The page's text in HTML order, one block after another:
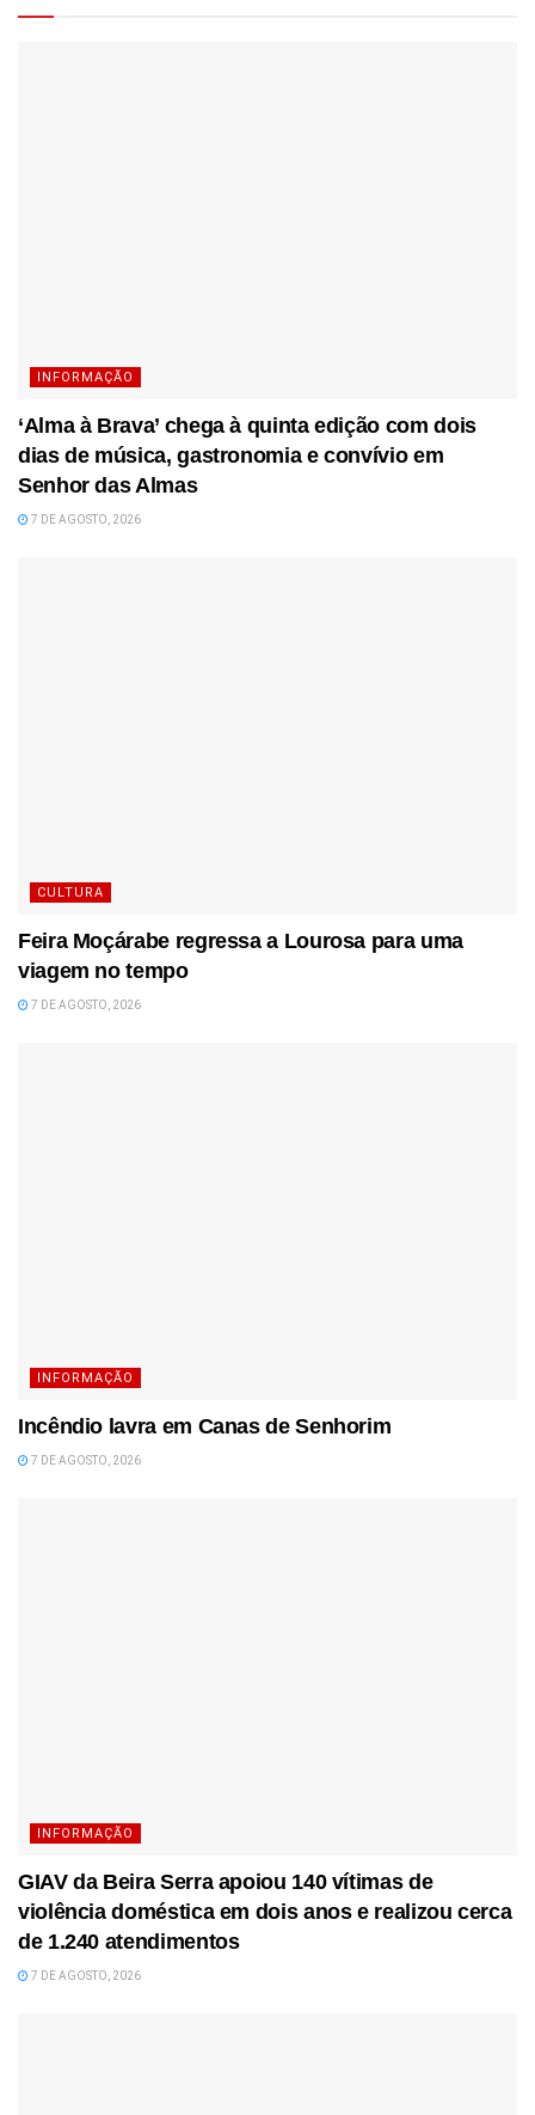
INFORMAÇÃO
‘Alma à Brava’ chega à quinta edição com dois
dias de música, gastronomia e convívio em
Senhor das Almas
7 DE AGOSTO, 2026
CULTURA
Feira Moçárabe regressa a Lourosa para uma
viagem no tempo
7 DE AGOSTO, 2026
INFORMAÇÃO
Incêndio lavra em Canas de Senhorim
7 DE AGOSTO, 2026
INFORMAÇÃO
GIAV da Beira Serra apoiou 140 vítimas de
violência doméstica em dois anos e realizou cerca
de 1.240 atendimentos
7 DE AGOSTO, 2026